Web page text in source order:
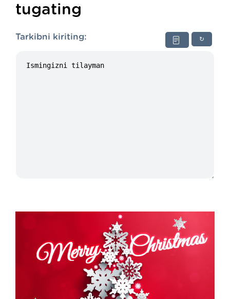
tugating
↻
Tarkibni kiriting: